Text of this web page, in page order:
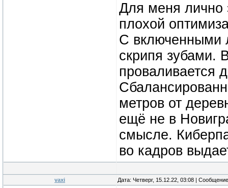
Для меня лично
плохой
С включенными
скрипя зубами.
проваливается
метров от
ещё не в
смысле.
во кадров
vaxi Дата: Четверг, 15.12.22, 03:08 |